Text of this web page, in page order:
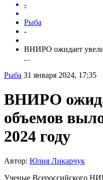
-
Рыба
-
ВНИРО ожидает
...
Рыба 31 января 2024, 17:35
ВНИРО
объемов
2024 году
Автор: Юлия Ликарчук
Ученые Всероссийского